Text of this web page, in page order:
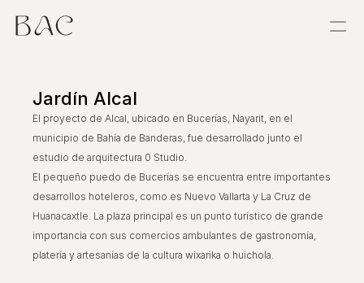
Proyectos
Estancias
Sobre
Exploraciones
Taller
Jardín Alcal
El proyecto de Alcal, ubicado en Bucerías, Nayarit, en el
municipio de Bahía de Banderas, fue desarrollado junto el
estudio de arquitectura 0 Studio.
El pequeño puedo de Bucerías se encuentra entre importantes
desarrollos hoteleros, como es Nuevo Vallarta y La Cruz de
Huanacaxtle. La plaza principal es un punto turístico de grande
importancia con sus comercios ambulantes de gastronomía,
platería y artesanías de la cultura wixarika o huichola.